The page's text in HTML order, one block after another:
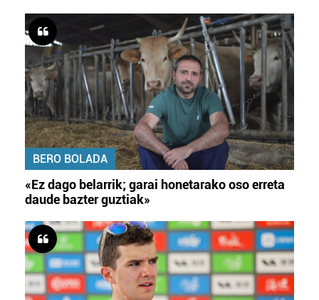
BERO BOLADA
«Ez dago belarrik; garai honetarako oso erreta
daude bazter guztiak»